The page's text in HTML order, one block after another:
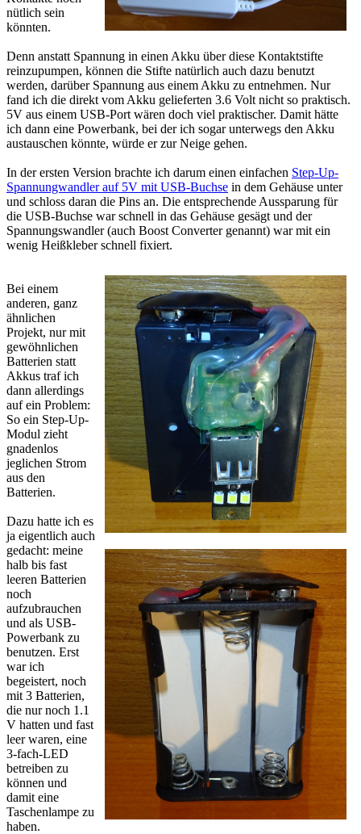
nütlich sein
könnten.
Denn anstatt Spannung in einen Akku über diese Kontaktstifte
reinzupumpen, können die Stifte natürlich auch dazu benutzt
werden, darüber Spannung aus einem Akku zu entnehmen. Nur
fand ich die direkt vom Akku gelieferten 3.6 Volt nicht so praktisch.
5V aus einem USB-Port wären doch viel praktischer. Damit hätte
ich dann eine Powerbank, bei der ich sogar unterwegs den Akku
austauschen könnte, würde er zur Neige gehen.
In der ersten Version brachte ich darum einen einfachen Step-Up-
Spannungwandler auf 5V mit USB-Buchse in dem Gehäuse unter
und schloss daran die Pins an. Die entsprechende Aussparung für
die USB-Buchse war schnell in das Gehäuse gesägt und der
Spannungswandler (auch Boost Converter genannt) war mit ein
wenig Heißkleber schnell fixiert.
Bei einem
anderen, ganz
ähnlichen
Projekt, nur mit
gewöhnlichen
Batterien statt
Akkus traf ich
dann allerdings
auf ein Problem:
So ein Step-Up-
Modul zieht
gnadenlos
jeglichen Strom
aus den
Batterien.
Dazu hatte ich es
ja eigentlich auch
gedacht: meine
halb bis fast
leeren Batterien
noch
aufzubrauchen
und als USB-
Powerbank zu
benutzen. Erst
war ich
begeistert, noch
mit 3 Batterien,
die nur noch 1.1
V hatten und fast
leer waren, eine
3-fach-LED
betreiben zu
können und
damit eine
Taschenlampe zu
haben.